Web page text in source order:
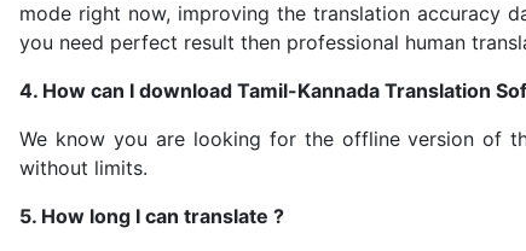
mode right now, improving the translation accuracy
you need perfect result then professional human
4. How can I download Tamil-Kannada Translation
We know you are looking for the offline version of
without limits.
5. How long I can translate ?